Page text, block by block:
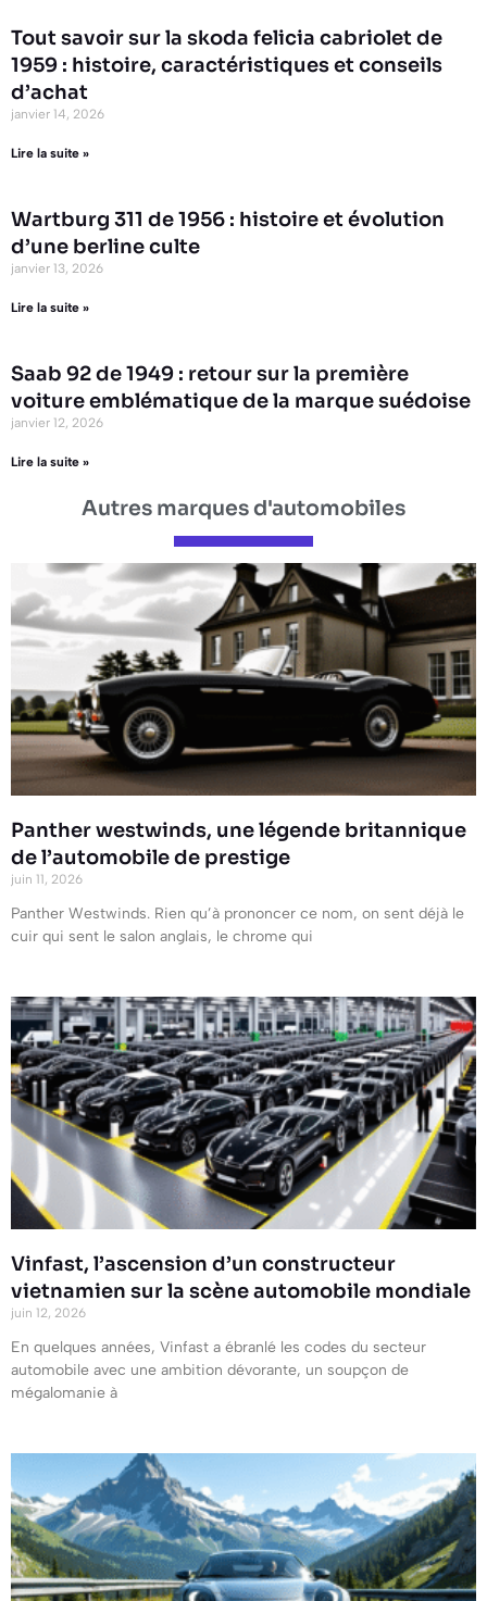
Tout savoir sur la skoda felicia cabriolet de
1959 : histoire, caractéristiques et conseils
d’achat
janvier 14, 2026
Lire la suite »
Wartburg 311 de 1956 : histoire et évolution
d’une berline culte
janvier 13, 2026
Lire la suite »
Saab 92 de 1949 : retour sur la première
voiture emblématique de la marque suédoise
janvier 12, 2026
Lire la suite »
Autres marques d'automobiles
Panther westwinds, une légende britannique
de l’automobile de prestige
juin 11, 2026
Panther Westwinds. Rien qu’à prononcer ce nom, on sent déjà le
cuir qui sent le salon anglais, le chrome qui
Vinfast, l’ascension d’un constructeur
vietnamien sur la scène automobile mondiale
juin 12, 2026
En quelques années, Vinfast a ébranlé les codes du secteur
automobile avec une ambition dévorante, un soupçon de
mégalomanie à